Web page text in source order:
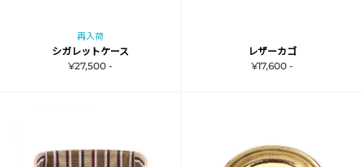
再入荷
シガレットケース
¥27,500 -
レザーカゴ
¥17,600 -